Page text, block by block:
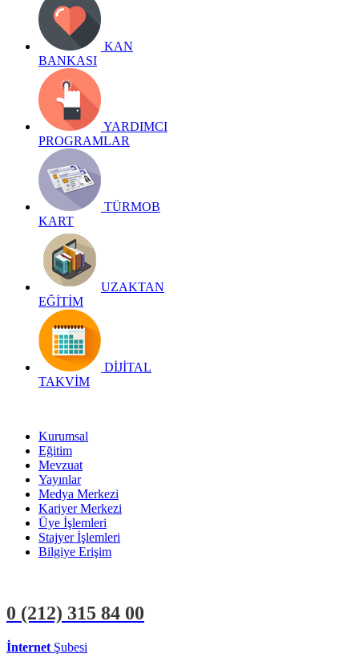
KAN
BANKASI
YARDIMCI
PROGRAMLAR
TÜRMOB
KART
UZAKTAN
EĞİTİM
DİJİTAL
TAKVİM
Kurumsal
Eğitim
Mevzuat
Yayınlar
Medya Merkezi
Kariyer Merkezi
Üye İşlemleri
Stajyer İşlemleri
Bilgiye Erişim
0 (212) 315 84 00
İnternet Şubesi